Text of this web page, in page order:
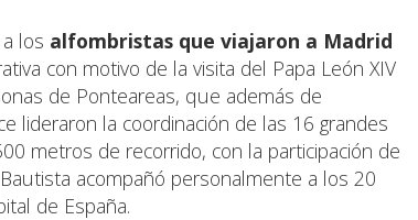
los alfombristas que viajaron a Madrid
con motivo de la visita del Papa León XIV
de Ponteareas, que además de
lideraron la coordinación de las 16 grandes
metros de recorrido, con la participación de
acompañó personalmente a los 20
de España.